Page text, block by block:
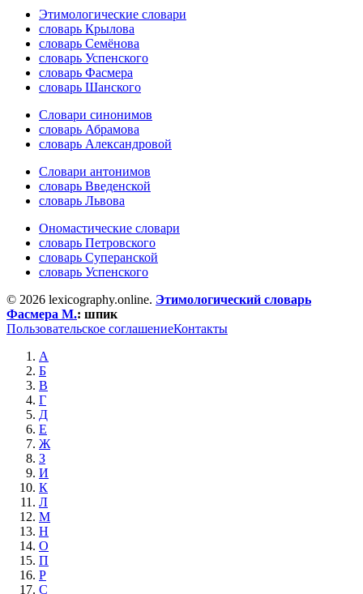
Этимологические словари
словарь Крылова
словарь Семёнова
словарь Успенского
словарь Фасмера
словарь Шанского
Словари синонимов
словарь Абрамова
словарь Александровой
Словари антонимов
словарь Введенской
словарь Львова
Ономастические словари
словарь Петровского
словарь Суперанской
словарь Успенского
© 2026 lexicography.online. Этимологический словарь
Фасмера М.: шпик
Пользовательское соглашениеКонтакты
А
Б
В
Г
Д
Е
Ж
З
И
К
Л
М
Н
О
П
Р
С